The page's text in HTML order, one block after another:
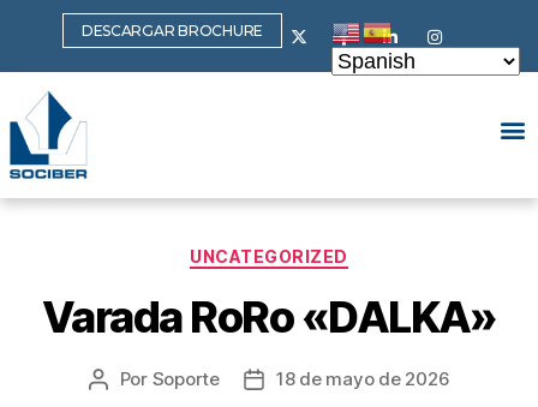
DESCARGAR BROCHURE
UNCATEGORIZED
Varada RoRo «DALKA»
Por Soporte 18 de mayo de 2026